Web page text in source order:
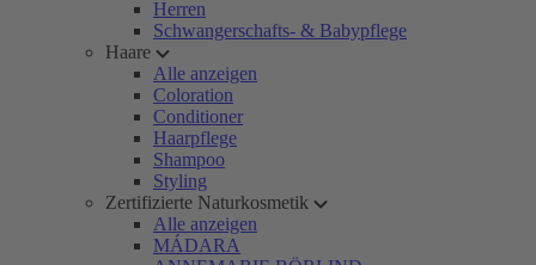
Herren
Schwangerschafts- & Babypflege
Haare
Alle anzeigen
Coloration
Conditioner
Haarpflege
Shampoo
Styling
Zertifizierte Naturkosmetik
Alle anzeigen
MÁDARA